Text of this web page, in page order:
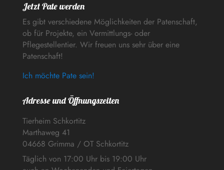
Jetzt Pate werden
Es gibt verschiedene Möglichkeiten der Patenschaft,
ob für Projekte, ein Vermittlungs- oder
Pflegestellentier. Wir freuen uns sehr über eine
Patenschaft!
Ich möchte Pate sein!
Adresse und Öffnungszeiten
Tierheim Schkortitz
Marthaweg 41
04668 Grimma / OT Schkortitz
Täglich von 17:00 Uhr bis 19:00 Uhr